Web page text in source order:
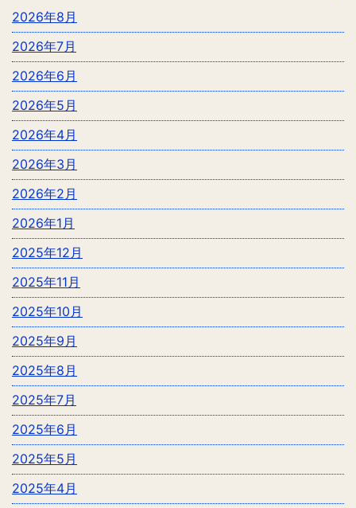
2026年8月
2026年7月
2026年6月
2026年5月
2026年4月
2026年3月
2026年2月
2026年1月
2025年12月
2025年11月
2025年10月
2025年9月
2025年8月
2025年7月
2025年6月
2025年5月
2025年4月